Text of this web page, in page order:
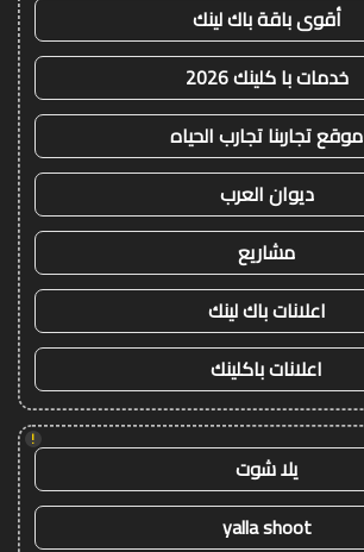
أقوى باقة باك لينك
خدمات با كلينك 2026
موقع تجاربنا تجارب الحياه
ديوان العرب
مشاريع
اعلانات باك لينك
اعلانات باكلينك
!
يلا شوت
yalla shoot